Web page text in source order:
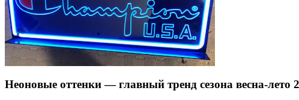
Неоновые оттенки — главный тренд сезона весна-лето